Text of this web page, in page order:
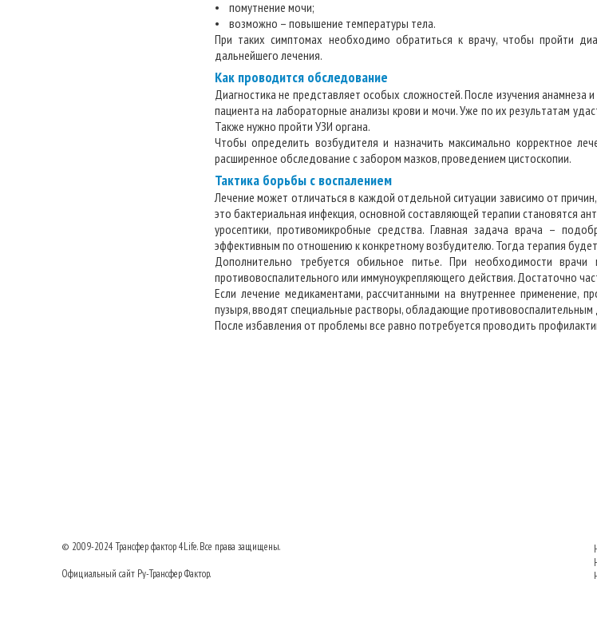
• помутнение мочи;
• возможно – повышение температуры тела.
При таких симптомах необходимо обратиться к врачу, чтобы пройти
дальнейшего лечения.
Как проводится обследование
Диагностика не представляет особых сложностей. После изучения анамнеза
пациента на лабораторные анализы крови и мочи. Уже по их результатам
Также нужно пройти УЗИ органа.
Чтобы определить возбудителя и назначить максимально корректное
расширенное обследование с забором мазков, проведением цистоскопии.
Тактика борьбы с воспалением
Лечение может отличаться в каждой отдельной ситуации зависимо от
это бактериальная инфекция, основной составляющей терапии становятся
уросептики, противомикробные средства. Главная задача врача –
эффективным по отношению к конкретному возбудителю. Тогда терапия
Дополнительно требуется обильное питье. При необходимости врачи
противовоспалительного или иммуноукрепляющего действия. Достаточно
Если лечение медикаментами, рассчитанными на внутреннее применение,
пузыря, вводят специальные растворы, обладающие противовоспалительным
После избавления от проблемы все равно потребуется проводить
© 2009-2024Трансфер фактор4Life. Все права защищены.
Официальный сайт Ру-Трансфер Фактор.